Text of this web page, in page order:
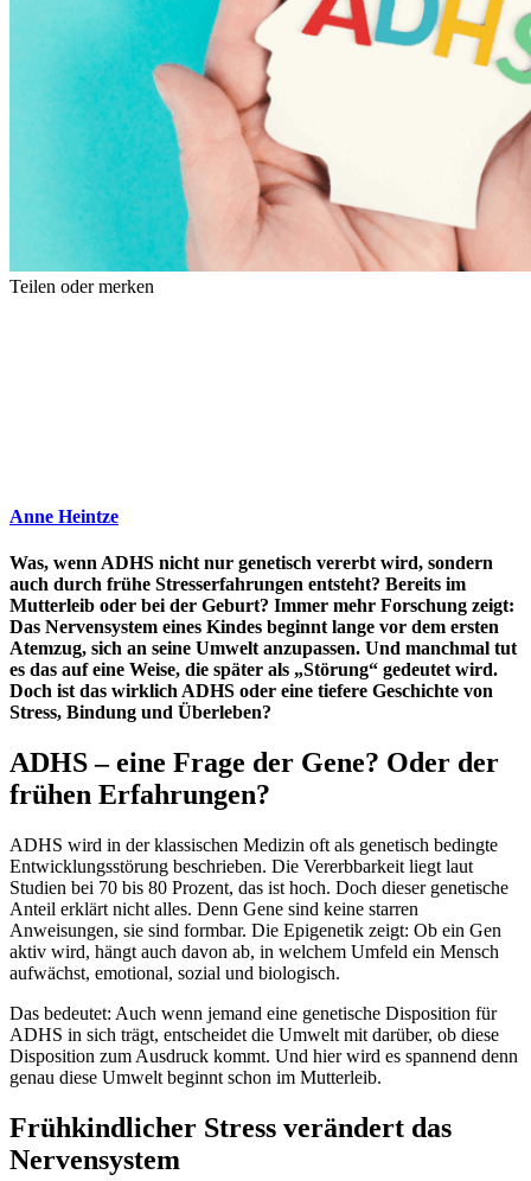
Teilen oder merken
Anne Heintze
Was, wenn ADHS nicht nur genetisch vererbt wird, sondern
auch durch frühe Stresserfahrungen entsteht? Bereits im
Mutterleib oder bei der Geburt? Immer mehr Forschung zeigt:
Das Nervensystem eines Kindes beginnt lange vor dem ersten
Atemzug, sich an seine Umwelt anzupassen. Und manchmal tut
es das auf eine Weise, die später als „Störung“ gedeutet wird.
Doch ist das wirklich ADHS oder eine tiefere Geschichte von
Stress, Bindung und Überleben?
ADHS – eine Frage der Gene? Oder der
frühen Erfahrungen?
ADHS wird in der klassischen Medizin oft als genetisch bedingte
Entwicklungsstörung beschrieben. Die Vererbbarkeit liegt laut
Studien bei 70 bis 80 Prozent, das ist hoch. Doch dieser genetische
Anteil erklärt nicht alles. Denn Gene sind keine starren
Anweisungen, sie sind formbar. Die Epigenetik zeigt: Ob ein Gen
aktiv wird, hängt auch davon ab, in welchem Umfeld ein Mensch
aufwächst, emotional, sozial und biologisch.
Das bedeutet: Auch wenn jemand eine genetische Disposition für
ADHS in sich trägt, entscheidet die Umwelt mit darüber, ob diese
Disposition zum Ausdruck kommt. Und hier wird es spannend denn
genau diese Umwelt beginnt schon im Mutterleib.
Frühkindlicher Stress verändert das
Nervensystem